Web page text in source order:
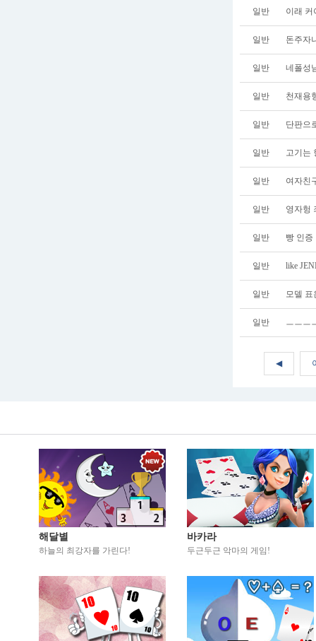
일반 이래 커
일반 돈주자
일반 네폴성
일반 천재용
일반 단판으
일반 고기는
일반 여자친
일반 영자헝
일반 빵 인증
일반 like
일반 모델 표
일반 ㅡㅡㅡ
◀
해달별
하늘의 최강자를 가린다!
바카라
두근두근 악마의 게임!